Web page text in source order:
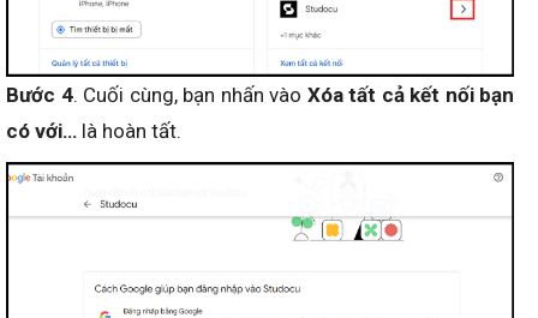
Bước 4. Cuối cùng, bạn nhấn vào Xóa tất cả kết nối bạn
có với… là hoàn tất.